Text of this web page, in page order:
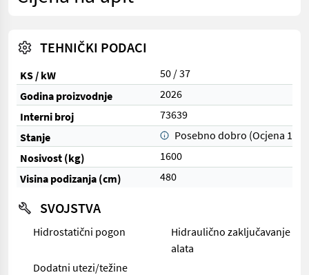
TEHNIČKI PODACI
KS / kW
50 / 37
Godina proizvodnje
2026
Interni broj
73639
Stanje
Posebno dobro (Ocjena 1)
Nosivost (kg)
1600
Visina podizanja (cm)
480
SVOJSTVA
Hidrostatični pogon
Hidraulično zaključavanje
alata
Dodatni utezi/težine